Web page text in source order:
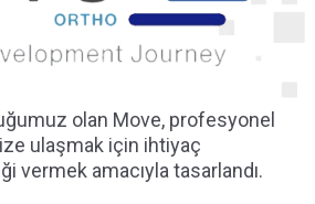
olan Move, profesyonel
ulaşmak için ihtiyaç
vermek amacıyla tasarlandı.